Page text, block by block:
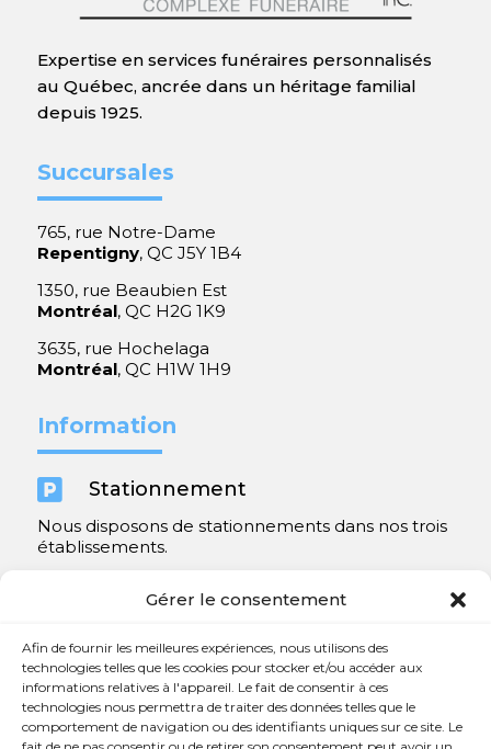
Gérer le consentement
Afin de fournir les meilleures expériences, nous utilisons des
technologies telles que les cookies pour stocker et/ou accéder aux
informations relatives à l'appareil. Le fait de consentir à ces
technologies nous permettra de traiter des données telles que le
comportement de navigation ou des identifiants uniques sur ce site. Le
Expertise en services funéraires personnalisés
au Québec, ancrée dans un héritage familial
depuis 1925.
Succursales
765, rue Notre-Dame
Repentigny, QC J5Y 1B4
1350, rue Beaubien Est
Montréal, QC H2G 1K9
3635, rue Hochelaga
Montréal, QC H1W 1H9
Information
 Stationnement
Nous disposons de stationnements dans nos trois
établissements.
Contact
 450 654-3342